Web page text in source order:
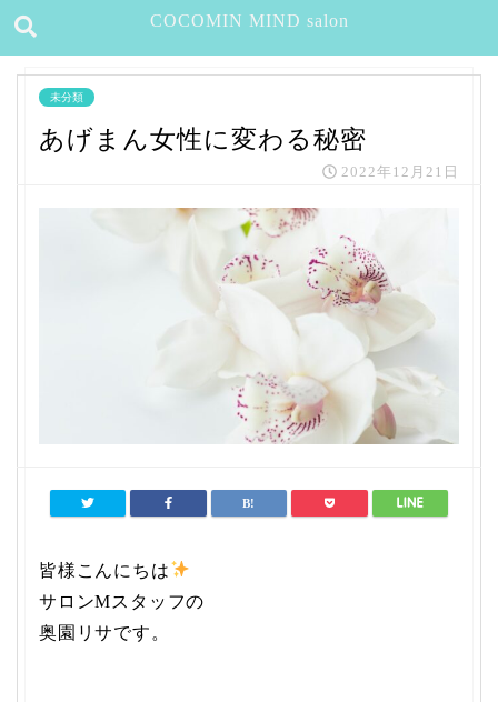
COCOMIN MIND salon
未分類
あげまん女性に変わる秘密
2022年12月21日
皆様こんにちは
サロンMスタッフの
奥園リサです。